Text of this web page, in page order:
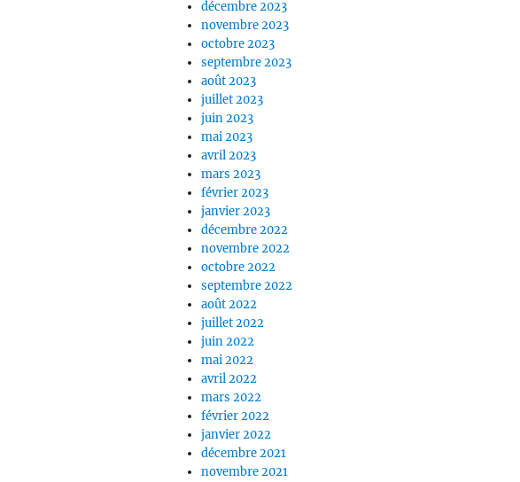
décembre 2023
novembre 2023
octobre 2023
septembre 2023
août 2023
juillet 2023
juin 2023
mai 2023
avril 2023
mars 2023
février 2023
janvier 2023
décembre 2022
novembre 2022
octobre 2022
septembre 2022
août 2022
juillet 2022
juin 2022
mai 2022
avril 2022
mars 2022
février 2022
janvier 2022
décembre 2021
novembre 2021